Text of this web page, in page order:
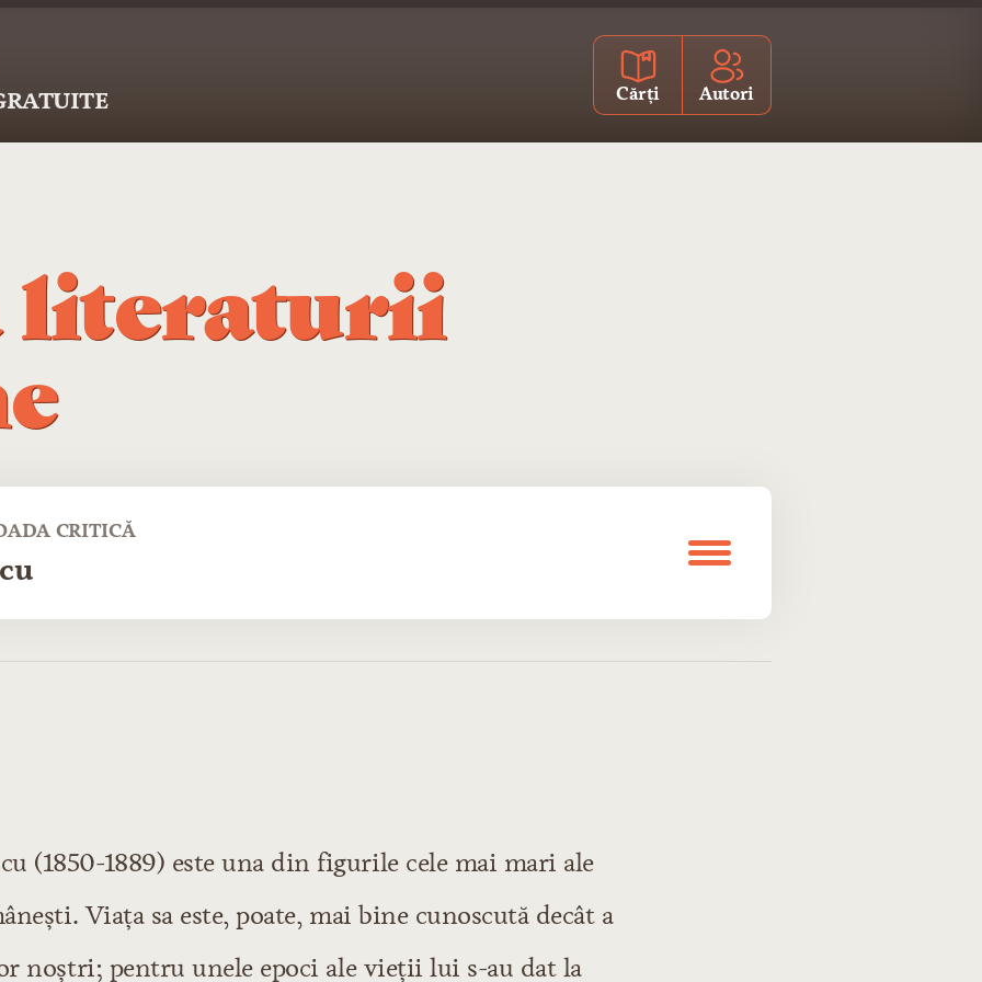
Cărți Autori
literaturii
CRITICĂ
de natură dramatică
epică
(1850-1889) este una din figurile cele mai mari ale
Viaţa sa este, poate, mai bine cunoscută decât a
noştri; pentru unele epoci ale vieţii lui s-au dat la